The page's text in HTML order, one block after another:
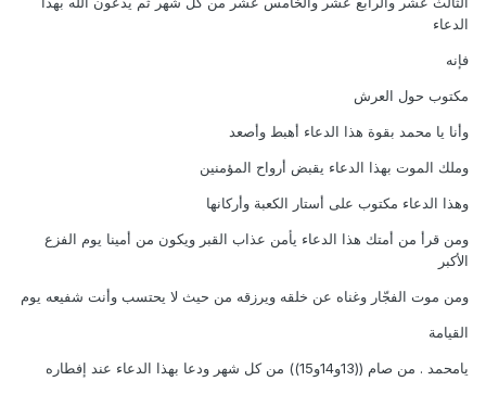
الدعاء
فإنه
مكتوب حول العرش
وأنا يا محمد بقوة هذا الدعاء أهبط وأصعد
وملك الموت بهذا الدعاء يقبض أرواح المؤمنين
وهذا الدعاء مكتوب على أستار الكعبة وأركانها
ومن قرأ من أمتك هذا الدعاء يأمن عذاب القبر ويكون من أمينا يوم الفزع
الأكبر
ومن موت الفجّار وغناه عن خلقه ويرزقه من حيث لا يحتسب وأنت شفيعه يوم
القيامة
يامحمد . من صام ((13و14و15)) من كل شهر ودعا بهذا الدعاء عند إفطاره